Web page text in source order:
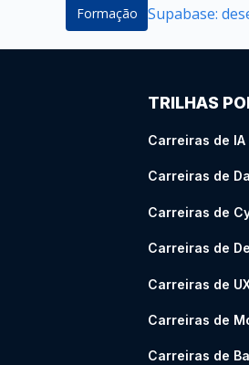
Formação Supabase:
TRILHAS
Carreiras de IA
Carreiras de
Carreiras de
Carreiras de
Carreiras de
Carreiras de
Carreiras de